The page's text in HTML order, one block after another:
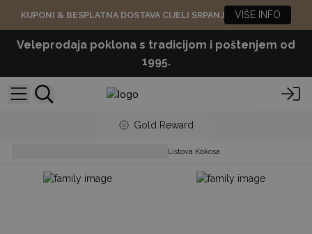
KUPONI & BESPLATNA DOSTAVA CIJELI SRPANJ VIŠE INFO
Veleprodaja poklona s tradicijom i poštenjem od
1995.
Gold Reward
Setovi Zdjela od Listova Kokosa